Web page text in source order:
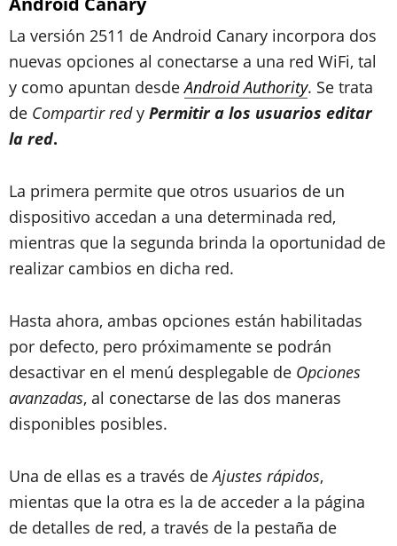
La versión 2511 de Android Canary incorpora dos
nuevas opciones al conectarse a una red WiFi, tal
y como apuntan desdeAndroid Authority. Se trata
de Compartir redy Permitir a los usuarios editar
la red.
La primera permite que otros usuarios de un
dispositivo accedan a una determinada red,
mientras que la segunda brinda la oportunidad de
realizar cambios en dicha red.
Hasta ahora, ambas opciones están habilitadas
por defecto, pero próximamente se podrán
desactivar en el menú desplegable de Opciones
avanzadas, al conectarse de las dos maneras
disponibles posibles.
Una de ellas es a través deAjustes rápidos,
mientas que la otra es la de acceder a la página
de detalles de red, a través de la pestaña de